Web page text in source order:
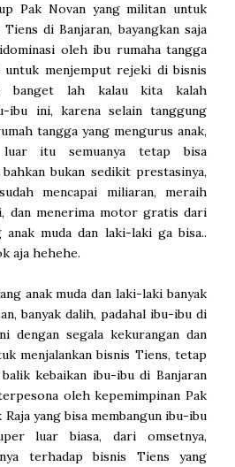
Pak Novan yang militan untuk
di Banjaran, bayangkan saja
oleh ibu rumaha tangga
untuk menjemput rejeki di bisnis
banget lah kalau kita kalah
ibu ini, karena selain tanggung
tangga yang mengurus anak,
itu semuanya tetap bisa
bukan sedikit prestasinya,
mencapai miliaran, meraih
dan menerima motor gratis dari
anak muda dan laki-laki ga bisa..
aja hehehe.
anak muda dan laki-laki banyak
banyak dalih, padahal ibu-ibu di
dengan segala kekurangan dan
menjalankan bisnis Tiens, tetap
kebaikan ibu-ibu di Banjaran
oleh kepemimpinan Pak
Raja yang bisa membangun ibu-ibu
luar biasa, dari omsetnya,
terhadap bisnis Tiens yang